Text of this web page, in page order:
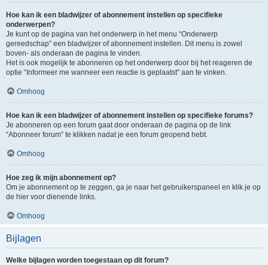
Hoe kan ik een bladwijzer of abonnement instellen op specifieke
onderwerpen?
Je kunt op de pagina van het onderwerp in het menu “Onderwerp
gereedschap” een bladwijzer of abonnement instellen. Dit menu is zowel
boven- als onderaan de pagina te vinden.
Het is ook mogelijk te abonneren op het onderwerp door bij het reageren de
optie “Informeer me wanneer een reactie is geplaatst” aan te vinken.
Omhoog
Hoe kan ik een bladwijzer of abonnement instellen op specifieke forums?
Je abonneren op een forum gaat door onderaan de pagina op de link
“Abonneer forum” te klikken nadat je een forum geopend hebt.
Omhoog
Hoe zeg ik mijn abonnement op?
Om je abonnement op te zeggen, ga je naar het gebruikerspaneel en klik je op
de hier voor dienende links.
Omhoog
Bijlagen
Welke bijlagen worden toegestaan op dit forum?